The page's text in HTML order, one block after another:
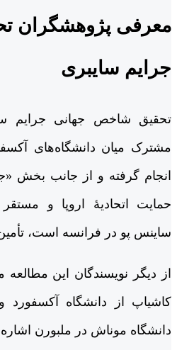
معرفی پژوهشگران
جرایم سایبری
تحقیق شاخص جهانی جرایم
مشترک میان دانشگاه‌های
انجام گرفته و از جانب بخش
حمایت اتحادیۀ اروپا و
ساینس پو در فرانسه است،
از دیگر نویسندگان این
کاشیاپ از دانشگاه آکسفورد
دانشگاه موناش در ملبورن